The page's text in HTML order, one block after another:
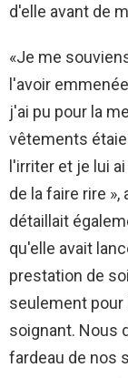
d'elle avant de
«Je me
l'avoir
j'ai pu pour la
vêtements
l'irriter et je lui
de la faire rire
détaillait
qu'elle avait
prestation de
seulement pour
soignant. Nous
fardeau de nos